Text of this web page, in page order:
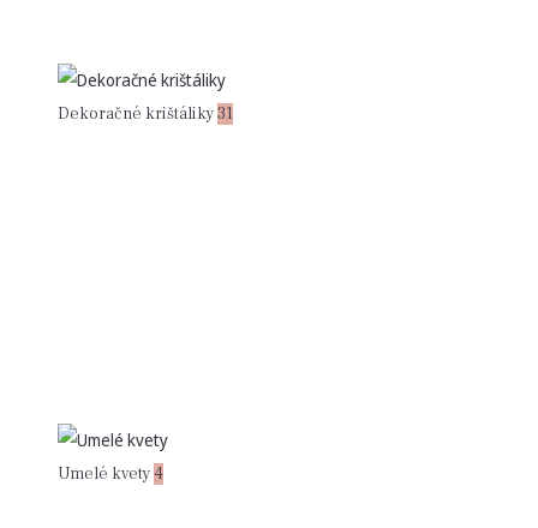
Dekoračné krištáliky31
Umelé kvety 4